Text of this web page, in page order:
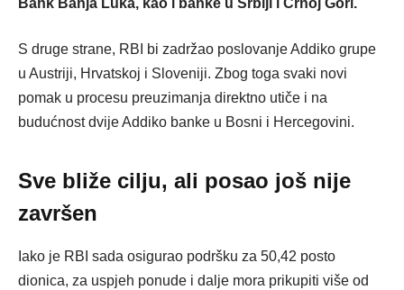
S druge strane, RBI bi zadržao poslovanje Addiko grupe
u Austriji, Hrvatskoj i Sloveniji. Zbog toga svaki novi
pomak u procesu preuzimanja direktno utiče i na
budućnost dvije Addiko banke u Bosni i Hercegovini.
Sve bliže cilju, ali posao još nije
završen
Iako je RBI sada osigurao podršku za 50,42 posto
dionica, za uspjeh ponude i dalje mora prikupiti više od